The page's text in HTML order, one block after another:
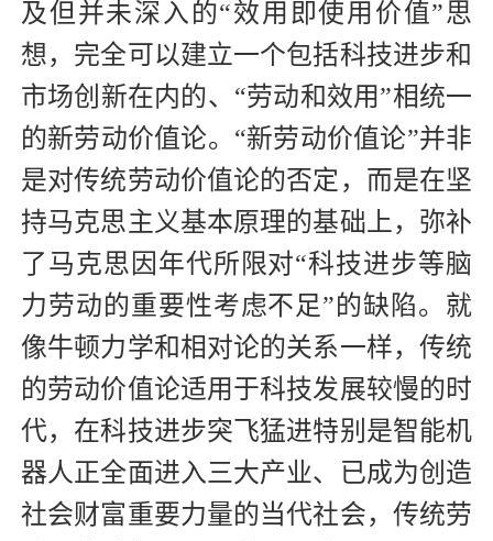
及但并未深入的“效用即使用价值”思
想，完全可以建立一个包括科技进步和
市场创新在内的、“劳动和效用”相统一
的新劳动价值论。“新劳动价值论”并非
是对传统劳动价值论的否定，而是在坚
持马克思主义基本原理的基础上，弥补
了马克思因年代所限对“科技进步等脑
力劳动的重要性考虑不足”的缺陷。就
像牛顿力学和相对论的关系一样，传统
的劳动价值论适用于科技发展较慢的时
代，在科技进步突飞猛进特别是智能机
器人正全面进入三大产业、已成为创造
社会财富重要力量的当代社会，传统劳